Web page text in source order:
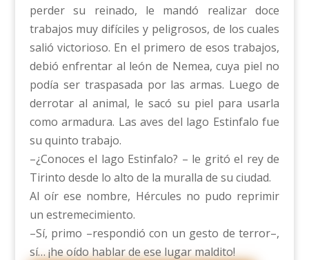
perder su reinado, le mandó realizar doce
trabajos muy difíciles y peligrosos, de los cuales
salió victorioso. En el primero de esos trabajos,
debió enfrentar al león de Nemea, cuya piel no
podía ser traspasada por las armas. Luego de
derrotar al animal, le sacó su piel para usarla
como armadura. Las aves del lago Estinfalo fue
su quinto trabajo.
–¿Conoces el lago Estinfalo? – le gritó el rey de
Tirinto desde lo alto de la muralla de su ciudad.
Al oír ese nombre, Hércules no pudo reprimir
un estremecimiento.
–Sí, primo –respondió con un gesto de terror–,
sí… ¡he oído hablar de ese lugar maldito!